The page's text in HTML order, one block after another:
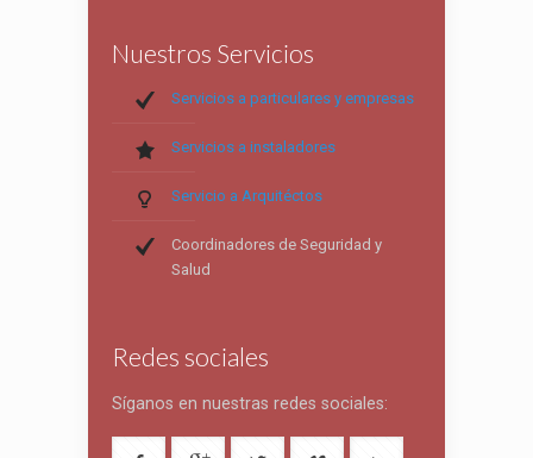
Nuestros Servicios
Servicios a particulares y empresas
Servicios a instaladores
Servicio a Arquitéctos
Coordinadores de Seguridad y
Salud
Redes sociales
Síganos en nuestras redes sociales: